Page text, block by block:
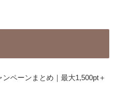
ンペーンまとめ｜最大1,500pt＋